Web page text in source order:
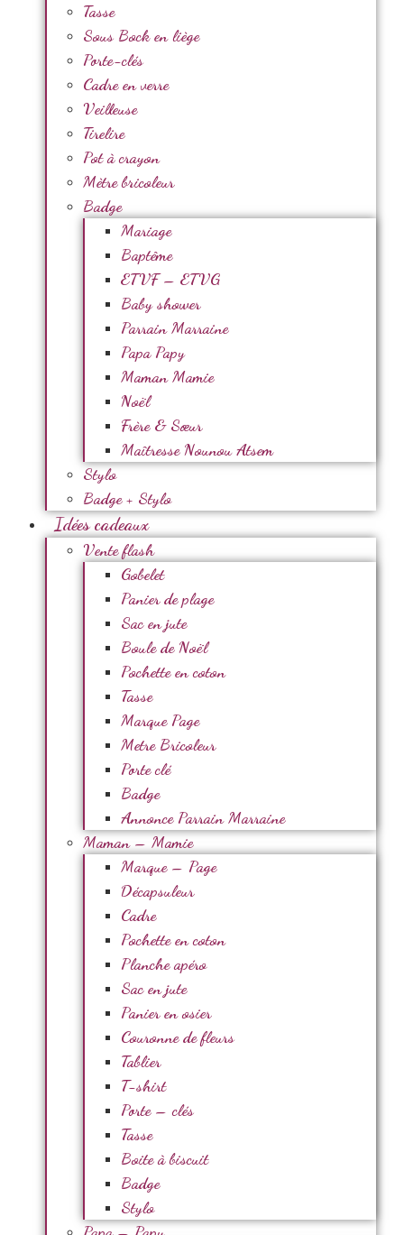
Tasse
Sous Bock en liège
Porte-clés
Cadre en verre
Veilleuse
Tirelire
Pot à crayon
Mètre bricoleur
Badge
Mariage
Baptême
ETVF – ETVG
Baby shower
Parrain Marraine
Papa Papy
Maman Mamie
Noël
Frère & Sœur
Maîtresse Nounou Atsem
Stylo
Badge + Stylo
Idées cadeaux
Vente flash
Gobelet
Panier de plage
Sac en jute
Boule de Noël
Pochette en coton
Tasse
Marque Page
Metre Bricoleur
Porte clé
Badge
Annonce Parrain Marraine
Maman – Mamie
Marque – Page
Décapsuleur
Cadre
Pochette en coton
Planche apéro
Sac en jute
Panier en osier
Couronne de fleurs
Tablier
T-shirt
Porte – clés
Tasse
Boite à biscuit
Badge
Stylo